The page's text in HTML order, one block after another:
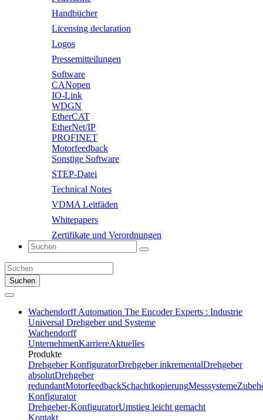
Handbücher
Licensing declaration
Logos
Pressemitteilungen
Software
CANopen
IO-Link
WDGN
EtherCAT
EtherNet/IP
PROFINET
Motorfeedback
Sonstige Software
STEP-Datei
Technical Notes
VDMA Leitfäden
Whitepapers
Zertifikate und Verordnungen
Suchen
Wachendorff Automation The Encoder Experts : Industrie
Universal Drehgeber und Systeme
Wachendorff
UnternehmenKarriereAktuelles
Produkte
Drehgeber KonfiguratorDrehgeber inkrementalDrehgeber
absolutDrehgeber
redundantMotorfeedbackSchachtkopierungMesssysteme
Konfigurator
Drehgeber-KonfiguratorUmstieg leicht gemacht
Kontakt